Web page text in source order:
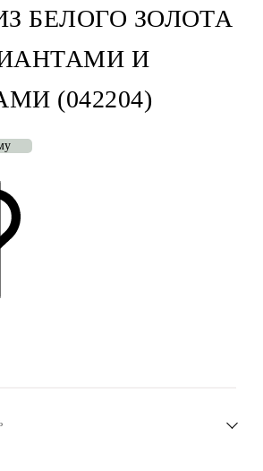
БЕЛОГО ЗОЛОТА
И
(042204)